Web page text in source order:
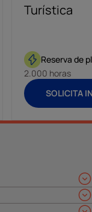
Turística
Reserva de
2.000 horas
SOLICITA